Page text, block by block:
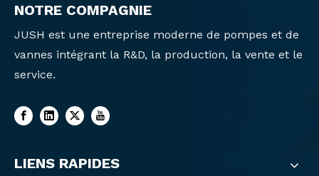
NOTRE COMPAGNIE
JUSH est une entreprise moderne de pompes et de
vannes intégrant la R&D, la production, la vente et le
service.
LIENS RAPIDES